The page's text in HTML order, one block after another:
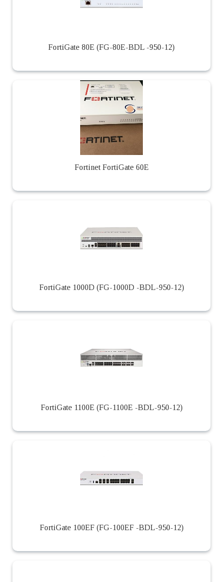
FortiGate 80E (FG-80E-BDL -950-12)
Fortinet FortiGate 60E
FortiGate 1000D (FG-1000D -BDL-950-12)
FortiGate 1100E (FG-1100E -BDL-950-12)
FortiGate 100EF (FG-100EF -BDL-950-12)